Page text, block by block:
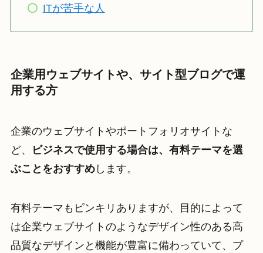
ITが苦手な人
企業用ウェブサイトや、サイト型ブログで運
用する方
企業のウェブサイトやポートフォリオサイトな
ど、
ビジネスで使用する場合は、有料テーマを選
ぶことをおすすめします。
有料テーマもピンキリありますが、目的によって
は企業ウェブサイトのようなデザイン性のある高
品質なデザインと機能が豊富に備わっていて、プ